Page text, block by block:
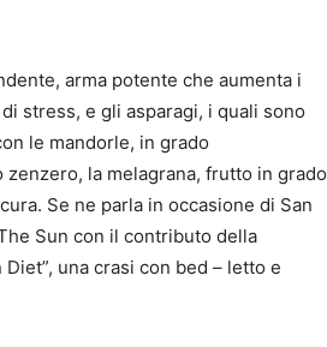
arma potente che aumenta i
stress, e gli asparagi, i quali sono
le mandorle, in grado
la melagrana, frutto in grado
Se ne parla in occasione di San
Sun con il contributo della
una crasi con bed – letto e